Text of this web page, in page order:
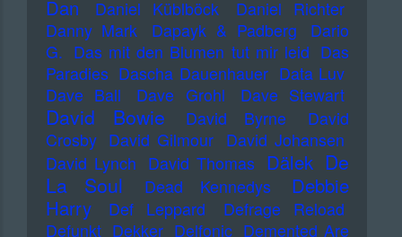
Dan
Daniel Küblböck
Daniel Richter
Danny Mark
Dapayk & Padberg
Dario
G. Das mit den Blumen tut mir leid Das
Paradies Dascha Dauenhauer Data Luv
Dave Ball
Dave Grohl Dave Stewart
David Bowie David Byrne
David
Crosby David Gilmour David Johansen
David Lynch David Thomas Dälek De
La Soul
Dead Kennedys
Debbie
Harry
Def Leppard
Defrage Reload
Defunkt Dekker Delfonic Demented Are